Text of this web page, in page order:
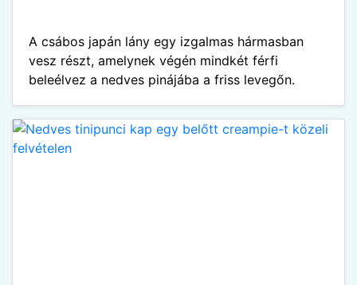
A csábos japán lány egy izgalmas hármasban
vesz részt, amelynek végén mindkét férfi
beleélvez a nedves pinájába a friss levegőn.